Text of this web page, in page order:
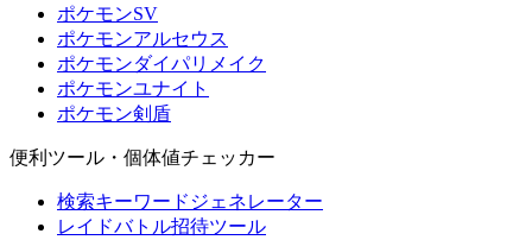
ポケモンSV
ポケモンアルセウス
ポケモンダイパリメイク
ポケモンユナイト
ポケモン剣盾
便利ツール・個体値チェッカー
検索キーワードジェネレーター
レイドバトル招待ツール